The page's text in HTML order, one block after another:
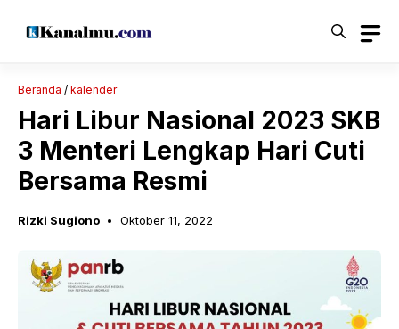
Beranda / kalender
Hari Libur Nasional 2023 SKB
3 Menteri Lengkap Hari Cuti
Bersama Resmi
Rizki Sugiono Oktober 11, 2022